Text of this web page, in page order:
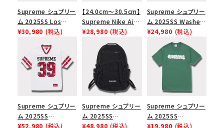
Supreme シュプリー
ム 2025SS Los
Angeles Fire Relief
イヤーリリーフボック
スロゴTシャツ ホワ
イト 白
¥30,980 (税込)
【24.0cm～30.5cm】
Supreme Nike Air
Force 1 Low シュプ
リーム ナイキエアフォ
ース１スニーカー シ
ューズ ホワイト
¥28,980 (税込)
Supreme シュプリー
ム 2025SS Washed
Chino Twill Camp
Cap ウォッシュチノツ
イルキャンプキャップ
ブラック 黒
¥24,980 (税込)
Supreme シュプリー
ム 2025SS
Bandana Football
¥52,980 (税込)
Supreme シュプリー
ム 2025SS
Backpack バックパッ
¥48,980 (税込)
Supreme シュプリー
ム 2025SS
Homerun Tee ホー
¥19,980 (税込)